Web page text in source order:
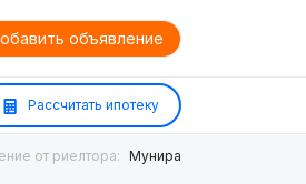
объявление
Рассчитать ипотеку
от риелтора: Мунира